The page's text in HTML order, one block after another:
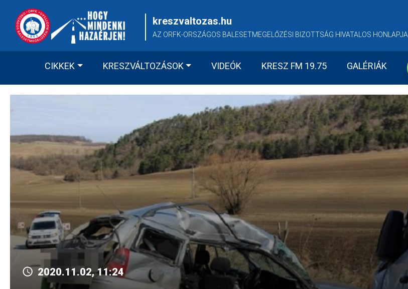
content
kreszvaltozas.hu
AZ ORFK-ORSZÁGOS BALESETMEGELŐZÉSI BIZOTTSÁG HIVATALOS HONLAPJA
CIKKEK KRESZVÁLTOZÁSOK VIDEÓK KRESZ FM 19.75 GALÉRIÁK
2020.11.02, 11:24